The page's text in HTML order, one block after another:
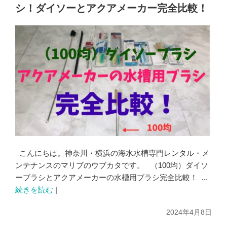
シ！ダイソーとアクアメーカー完全比較！
こんにちは。神奈川・横浜の海水水槽専門レンタル・メ
ンテナンスのマリブのウブカタです。 （100均）ダイソ
ーブラシとアクアメーカーの水槽用ブラシ完全比較！ ...
続きを読む |
2024年4月8日